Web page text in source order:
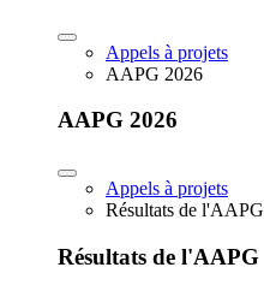
Appels à projets
AAPG 2026
AAPG 2026
Appels à projets
Résultats de l'AAPG
Résultats de l'AAPG